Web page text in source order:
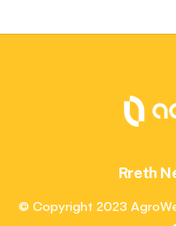
Rreth
© Copyright 2023